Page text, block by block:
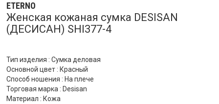
ETERNO
Женская кожаная сумка DESISAN
(ДЕСИСАН) SHI377-4
Тип изделия : Сумка деловая
Основной цвет : Красный
Способ ношения : На плече
Торговая марка : Desisan
Материал : Кожа